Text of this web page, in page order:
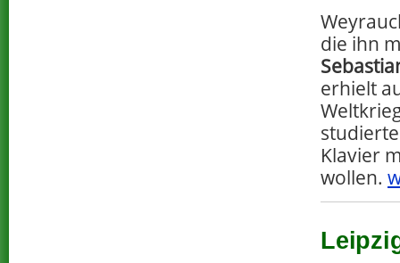
die ihn
erhielt
Klavier
wollen.